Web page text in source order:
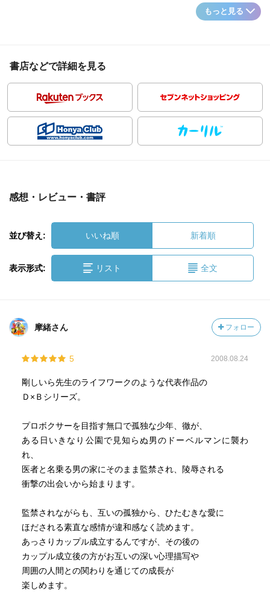
もっと見る
書店などで詳細を見る
感想・レビュー・書評
並び替え: いいね順 新着順
表示形式: リスト 全文
摩緒さん フォロー
5 2008.08.24
剛しいら先生のライフワークのような代表作品の
Ｄ×Ｂシリーズ。
プロボクサーを目指す無口で孤独な少年、徹が、
ある日いきなり公園で見知らぬ男のドーベルマンに襲わ
れ、
医者と名乗る男の家にそのまま監禁され、陵辱される
衝撃の出会いから始まります。
監禁されながらも、互いの孤独から、ひたむきな愛に
ほだされる素直な感情が違和感なく読めます。
あっさりカップル成立するんですが、その後の
カップル成立後の方がお互いの深い心理描写や
周囲の人間との関わりを通じての成長が
楽しめます。